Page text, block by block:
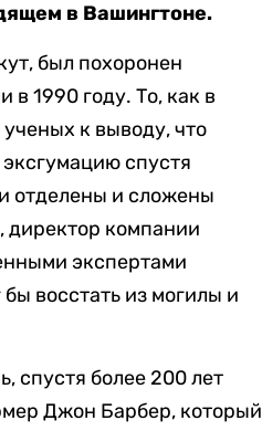
в Вашингтоне.
был похоронен
1990 году. То, как в
к выводу, что
спустя
отделены и сложены
директор компании
экспертами
восстать из могилы и
спустя более 200 лет
Джон Барбер, который